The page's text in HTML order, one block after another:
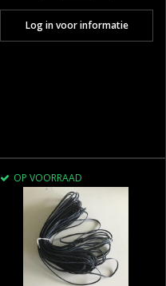
Log in voor informatie
OP VOORRAAD